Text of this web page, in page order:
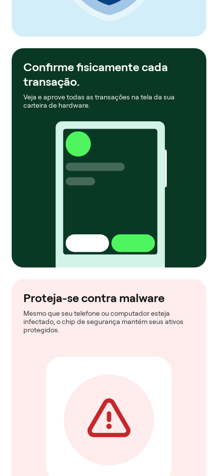
Confirme fisicamente cada
transação.
Veja e aprove todas as transações na tela da sua
carteira de hardware.
Proteja-se contra malware
Mesmo que seu telefone ou computador esteja
infectado, o chip de segurança mantém seus ativos
protegidos.